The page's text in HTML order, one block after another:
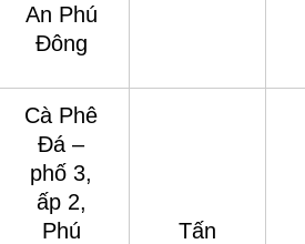
An Phú
Đông
Cà Phê
Đá –
phố 3,
ấp 2,
Phú
Tấn